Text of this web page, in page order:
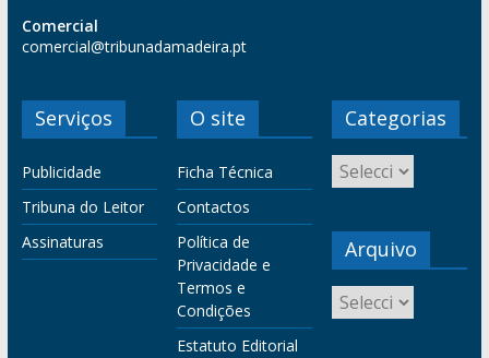
Comercial
comercial@tribunadamadeira.pt
Serviços
Publicidade
Tribuna do Leitor
Assinaturas
O site
Ficha Técnica
Contactos
Política de
Privacidade e
Termos e
Condições
Estatuto Editorial
Categorias
Arquivo